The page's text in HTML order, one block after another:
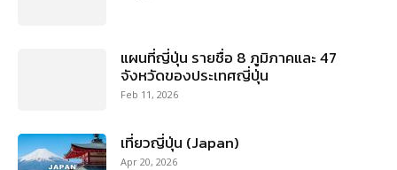
แผนที่ญี่ปุ่น รายชื่อ 8 ภูมิภาคและ 47
จังหวัดของประเทศญี่ปุ่น
Feb 11, 2026
เที่ยวญี่ปุ่น (Japan)
Apr 20, 2026